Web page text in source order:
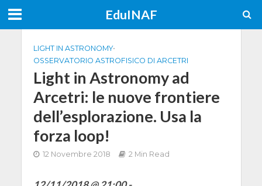
EduINAF
LIGHT IN ASTRONOMY•
OSSERVATORIO ASTROFISICO DI ARCETRI
Light in Astronomy ad
Arcetri: le nuove frontiere
dell’esplorazione. Usa la
forza loop!
12 Novembre 2018 2 Min Read